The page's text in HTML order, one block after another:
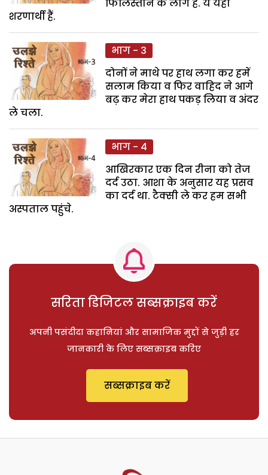
फिलिस्तीन के लोग हैं. ये यहां
शरणार्थी हैं.
भाग - 3
दोनों ने माथे पर हाथ लगा कर हमें
सलाम किया व फिर वाहिद ने आगे
बढ़ कर मेरा हाथ पकड़ लिया व अंदर
ले चला.
भाग - 4
आखिरकार एक दिन रीना को तेज
दर्द उठा. आशा के अनुसार यह प्रसव
का दर्द था. टैक्सी ले कर हम सभी
अस्पताल पहुंचे.
सरिता डिजिटल सब्सक्राइब करें
अपनी पसंदीदा कहानियां और सामाजिक मुद्दों से जुड़ी हर
जानकारी के लिए सब्सक्राइब करिए
सब्सक्राइब करें